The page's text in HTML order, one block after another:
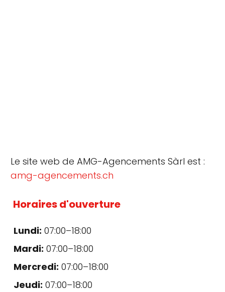
Le site web de AMG-Agencements Sàrl est :
amg-agencements.ch
Horaires d'ouverture
Lundi: 07:00–18:00
Mardi: 07:00–18:00
Mercredi: 07:00–18:00
Jeudi: 07:00–18:00